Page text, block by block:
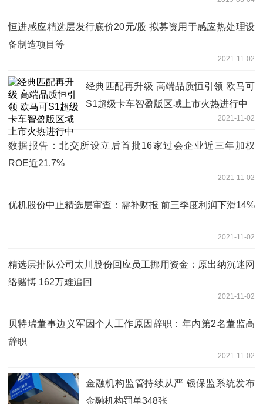
恒进感应精选层发行底价20元/股 拟募资用于感应热处理设
备制造项目等
2021-11-02
经典匹配再升级 高端品质恒引领 欧马可
S1超级卡车智盈版区域上市火热进行中
2021-11-02
数据报告：北交所设立后首批16家过会企业近三年加权
ROE近21.7%
2021-11-02
优机股份中止精选层审查：需补财报 前三季度利润下滑14%
2021-11-02
精选层排队公司太川股份回应员工挪用资金：原出纳沉迷网
络赌博 162万难追回
2021-11-02
贝特瑞董事边义军因个人工作原因辞职：年内第2名董监高
辞职
2021-11-02
金融机构监管持续从严 银保监系统发布
金融机构罚单348张